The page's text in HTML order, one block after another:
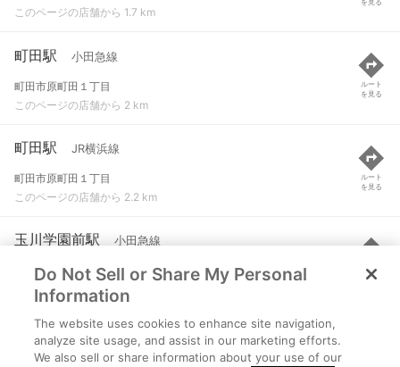
このページの店舗から 1.7 km
町田駅 小田急線
町田市原町田１丁目
このページの店舗から 2 km
ルート
を見る
町田駅 JR横浜線
町田市原町田１丁目
このページの店舗から 2.2 km
ルート
を見る
玉川学園前駅 小田急線
町田市玉川学園２丁目
このページの店舗から 2.4 km
ルート
を見る
相模大野駅 小田急線 など
相模原市南区相模大野三丁目8番1号
Do Not Sell or Share My Personal
Information
The website uses cookies to enhance site navigation,
analyze site usage, and assist in our marketing efforts.
We also sell or share information about your use of our